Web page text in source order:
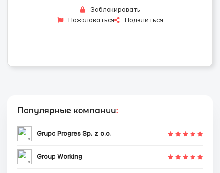
Заблокировать
Пожаловаться
Поделиться
Популярные компании:
Grupa Progres Sp. z o.o.
Group Working